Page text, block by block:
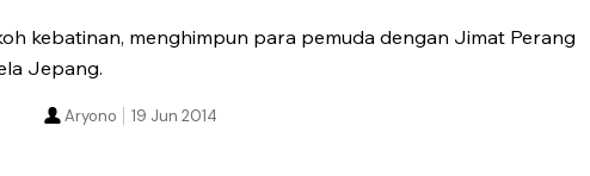
kebatinan, menghimpun para pemuda dengan Jimat Perang
Jepang.
19 Jun 2014
Aryono